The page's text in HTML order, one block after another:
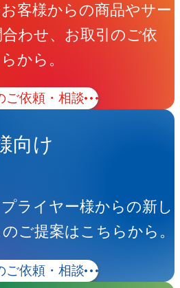
客様からの商品やサー
わせ、お取引のご依
から。
ご依頼・相談
向け
ライヤー様からの新し
ご提案はこちらから。
ご依頼・相談